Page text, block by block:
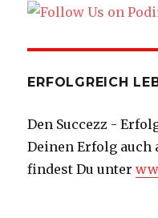
ERFOLGREICH
Den Succezz -
Deinen Erfolg auch
findest Du unter